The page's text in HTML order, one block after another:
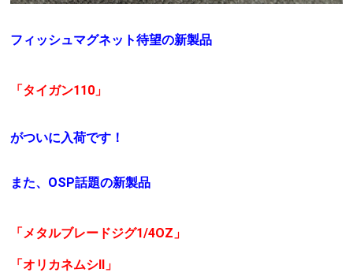
フィッシュマグネット待望の新製品
「タイガン110」
がついに入荷です！
また、OSP話題の新製品
「メタルブレードジグ1/4OZ」
「オリカネムシⅡ」